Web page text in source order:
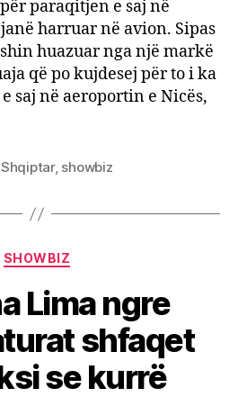
paraqitjen e saj në
harruar në avion. Sipas
huazuar nga një markë
që po kujdesej për to i ka
saj në aeroportin e Nicës,
, showbiz
Categories
SHOWBIZ
Lima ngre
shfaqet
se kurrë